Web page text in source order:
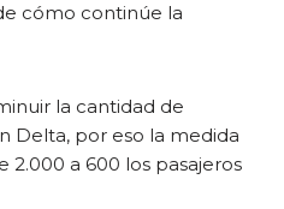
cómo continúe la
la cantidad de
Delta, por eso la medida
2.000 a 600 los pasajeros